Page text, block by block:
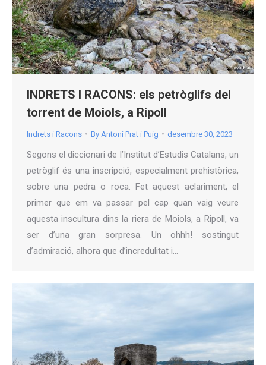
INDRETS I RACONS: els petròglifs del
torrent de Moiols, a Ripoll
Indrets i Racons By Antoni Prat i Puig desembre 30, 2023
Segons el diccionari de l’Institut d’Estudis Catalans, un
petròglif és una inscripció, especialment prehistòrica,
sobre una pedra o roca. Fet aquest aclariment, el
primer que em va passar pel cap quan vaig veure
aquesta inscultura dins la riera de Moiols, a Ripoll, va
ser d’una gran sorpresa. Un ohhh! sostingut
d’admiració, alhora que d’incredulitat i…